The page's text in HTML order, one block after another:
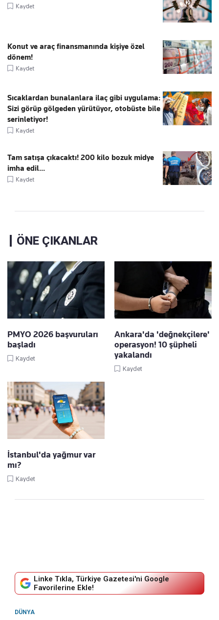
Kaydet
Konut ve araç finansmanında kişiye özel
dönem!
Kaydet
Sıcaklardan bunalanlara ilaç gibi uygulama:
Sizi görüp gölgeden yürütüyor, otobüste bile
serinletiyor!
Kaydet
Tam satışa çıkacaktı! 200 kilo bozuk midye
imha edil...
Kaydet
ÖNE ÇIKANLAR
PMYO 2026 başvuruları
başladı
Kaydet
Ankara'da 'değnekçilere'
operasyon! 10 şüpheli
yakalandı
Kaydet
İstanbul'da yağmur var
mı?
Kaydet
Linke Tıkla, Türkiye Gazetesi'ni Google
Favorilerine Ekle!
DÜNYA